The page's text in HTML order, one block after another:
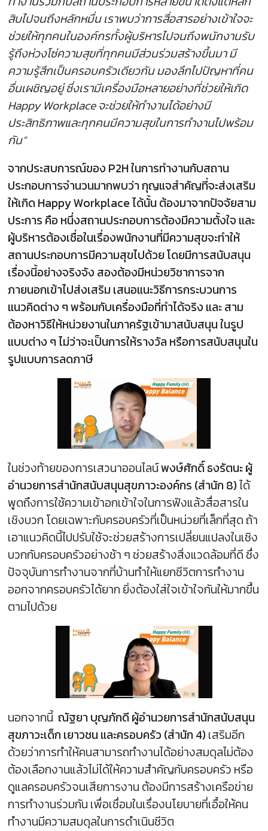
สิบไปจนถึงหลักหมื่น เราพบว่าการสื่อสารอย่างเข้าใจจะ
ช่วยให้ทุกคนในองค์กรทั้งผู้บริหารไปจนถึงพนักงานรับ
รู้ถึงห่วงโซ่ความสุขที่ทุกคนมีส่วนร่วมสร้างขึ้นมา มี
ความรู้สึกเป็นครอบครัวเดียวกัน มองลึกไปปัญหาที่คน
อื่นเผชิญอยู่ ซึ่งเรามีเครื่องมือหลายอย่างที่ช่วยให้เกิด
Happy Workplace จะช่วยให้ทำงานได้อย่างมี
ประสิทธิภาพและทุกคนมีความสุขในการทำงานไปพร้อม
กัน”
จากประสบการณ์ของ P2H ในการทำงานกับสถาน
ประกอบการจำนวนมากพบว่า กุญแจสำคัญที่จะส่งเสริม
ให้เกิด Happy Workplace ได้นั้น ต้องมาจากปัจจัยสาม
ประการ คือ หนึ่งสถานประกอบการต้องมีความตั้งใจ และ
ผู้บริหารต้องเชื่อในเรื่องพนักงานที่มีความสุขจะทำให้
สถานประกอบการมีความสุขไปด้วย โดยมีการสนับสนุน
เรื่องนี้อย่างจริงจัง สองต้องมีหน่วยวิชาการจาก
ภายนอกเข้าไปส่งเสริม เสนอแนะวิธีการกระบวนการ
แนวคิดต่าง ๆ พร้อมกับเครื่องมือที่ทำได้จริง และ สาม
ต้องหาวิธีให้หน่วยงานในภาครัฐเข้ามาสนับสนุน ในรูป
แบบต่าง ๆ ไม่ว่าจะเป็นการให้รางวัล หรือการสนับสนุนใน
รูปแบบการลดภาษี
ในช่วงท้ายของการเสวนาออนไลน์พงษ์ศักดิ์ ธงรัตนะ ผู้
อำนวยการสำนักสนับสนุนสุขภาวะองค์กร (สำนัก 8)ได้
พูดถึงการใช้ความเข้าอกเข้าใจในการฟังแล้วสื่อสารใน
เชิงบวก โดยเฉพาะกับครอบครัวที่เป็นหน่วยที่เล็กที่สุด ถ้า
เอาแนวคิดนี้ไปปรับใช้จะช่วยสร้างการเปลี่ยนแปลงในเชิง
บวกกับครอบครัวอย่างช้า ๆ ช่วยสร้างสิ่งแวดล้อมที่ดี ซึ่ง
ปัจจุบันการทำงานจากที่บ้านทำให้แยกชีวิตการทำงาน
ออกจากครอบครัวได้ยาก ยิ่งต้องใส่ใจเข้าใจกันให้มากขึ้น
ตามไปด้วย
นอกจากนี้ณัฐยา บุญภักดี ผู้อำนวยการสำนักสนับสนุน
สุขภาวะเด็ก เยาวชน และครอบครัว (สำนัก 4) เสริมอีก
ด้วยว่าการทำให้คนสามารถทำงานได้อย่างสมดุลไม่ต้อง
ต้องเลือกงานแล้วไม่ได้ให้ความสำคัญกับครอบครัว หรือ
ดูแลครอบครัวจนเสียการงาน ต้องมีการสร้างเครือข่าย
การทำงานร่วมกัน เพื่อเชื่อมในเรื่องนโยบายที่เอื้อให้คน
ทำงานมีความสมดุลในการดำเนินชีวิต